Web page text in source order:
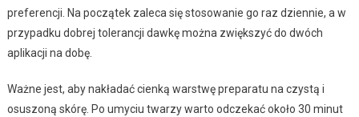
preferencji. Na początek zaleca się stosowanie go raz dziennie, a w
przypadku dobrej tolerancji dawkę można zwiększyć do dwóch
aplikacji na dobę.
Ważne jest, aby nakładać cienką warstwę preparatu na czystą i
osuszoną skórę. Po umyciu twarzy warto odczekać około 30 minut